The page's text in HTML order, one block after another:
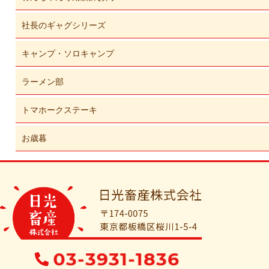
社長のギャグシリーズ
キャンプ・ソロキャンプ
ラーメン部
トマホークステーキ
お歳暮